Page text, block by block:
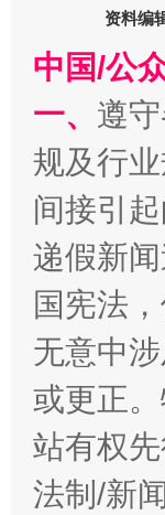
千年
揭开“小
资料编
中国/公
一、 遵
规及行
间接引
递假新
国宪法
无意中
或更正
站有权
法制/新